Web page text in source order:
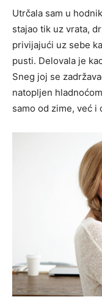
Utrčala sam u
stajao tik uz vrata,
privijajući uz sebe
pusti. Delovala je
Sneg joj se
natopljen
samo od zime, već